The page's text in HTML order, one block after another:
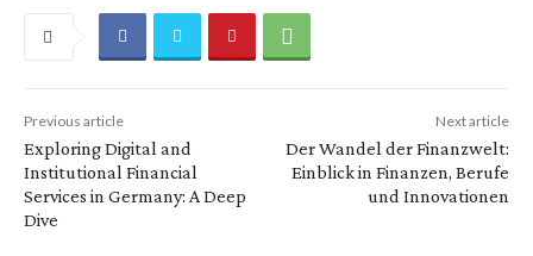
Previous article
Exploring Digital and
Institutional Financial
Services in Germany: A Deep
Dive
Next article
Der Wandel der Finanzwelt:
Einblick in Finanzen, Berufe
und Innovationen